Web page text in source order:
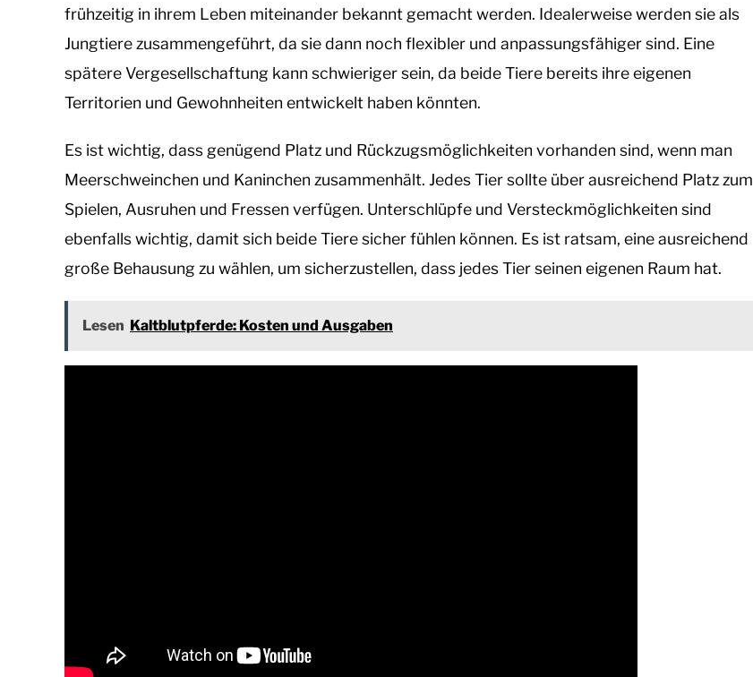
frühzeitig in ihrem Leben miteinander bekannt gemacht werden. Idealerweise werden sie als
Jungtiere zusammengeführt, da sie dann noch flexibler und anpassungsfähiger sind. Eine
spätere Vergesellschaftung kann schwieriger sein, da beide Tiere bereits ihre eigenen
Territorien und Gewohnheiten entwickelt haben könnten.
Es ist wichtig, dass genügend Platz und Rückzugsmöglichkeiten vorhanden sind, wenn man
Meerschweinchen und Kaninchen zusammenhält. Jedes Tier sollte über ausreichend Platz zum
Spielen, Ausruhen und Fressen verfügen. Unterschlüpfe und Versteckmöglichkeiten sind
ebenfalls wichtig, damit sich beide Tiere sicher fühlen können. Es ist ratsam, eine ausreichend
große Behausung zu wählen, um sicherzustellen, dass jedes Tier seinen eigenen Raum hat.
Lesen Kaltblutpferde: Kosten und Ausgaben